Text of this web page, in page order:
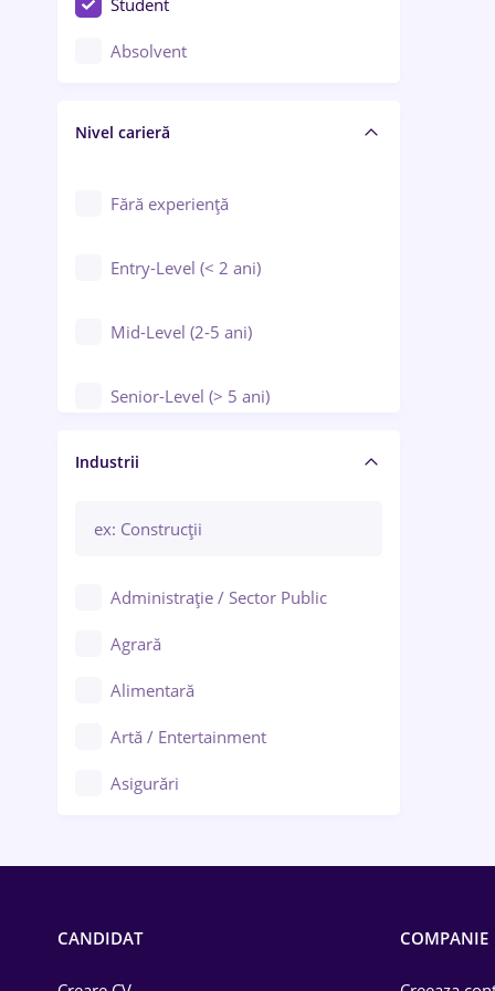
Controlul calității
Educație / Training / Arte
Student
Absolvent
Nivel carieră
Fără experiență
Entry-Level (< 2 ani)
Mid-Level (2-5 ani)
Senior-Level (> 5 ani)
Manager / Executiv
Industrii
Administrație / Sector Public
Agrară
Alimentară
Artă / Entertainment
Asigurări
CANDIDAT COMPANIE